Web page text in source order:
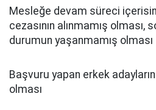
Mesleğe devam süreci
cezasının alınmamış olması,
durumun yaşanmamış olması
Başvuru yapan erkek
olması